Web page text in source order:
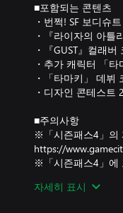
■포함되는 콘텐츠
・번쩍! SF 보디슈
・『라이자의 아틀
・『GUST』컬래
・추가 캐릭터 「
・「타마키」 데뷔
・디자인 콘테스트
■주의사항
※「시즌패스4」의
https://
※「시즌패스4」에
자세히 표시